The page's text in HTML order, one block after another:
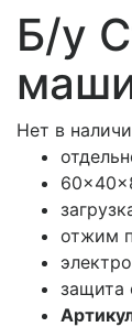
Б/у
Нет в
отжим
защита